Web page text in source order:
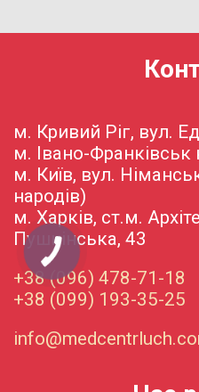
м. Кривий Ріг, вул.
м. Івано-Франківськ
м. Київ, вул.
народів)
м. Харків, ст.м.
Пушкінська, 43
+38 (096) 478-71-18
+38 (099) 193-35-25